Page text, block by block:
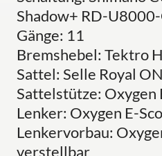
Shadow+ RD-U8000-
Gänge: 11
Bremshebel: Tektro
Sattel: Selle Royal
Sattelstütze: Oxygen
Lenker: Oxygen E-
Lenkervorbau:
verstellbar